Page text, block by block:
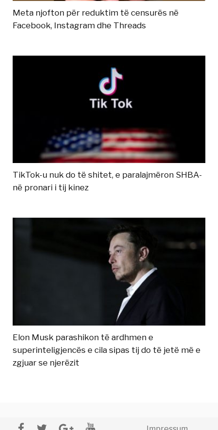
Meta njofton për reduktim të censurës në
Facebook, Instagram dhe Threads
TikTok-u nuk do të shitet, e paralajmëron SHBA-
në pronari i tij kinez
Elon Musk parashikon të ardhmen e
superinteligjencës e cila sipas tij do të jetë më e
zgjuar se njerëzit